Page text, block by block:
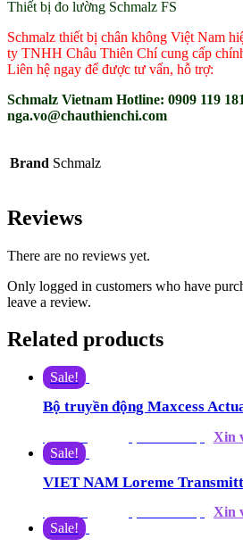
Thiết bị đo lường Schmalz FS
Schmalz thiết bị chân không Việt Nam
ty TNHH Châu Thiên Chí cung cấp
Liên hệ ngay để được tư vấn, hỗ trợ:
Schmalz Vietnam Hotline: 0909 119
nga.vo@chauthienchi.com
Brand Schmalz
Reviews
There are no reviews yet.
Only logged in customers who have
leave a review.
Related products
Sale!
Bộ truyền động Maxcess
Xin
Sale!
VIET NAM Loreme
Xin
Sale!